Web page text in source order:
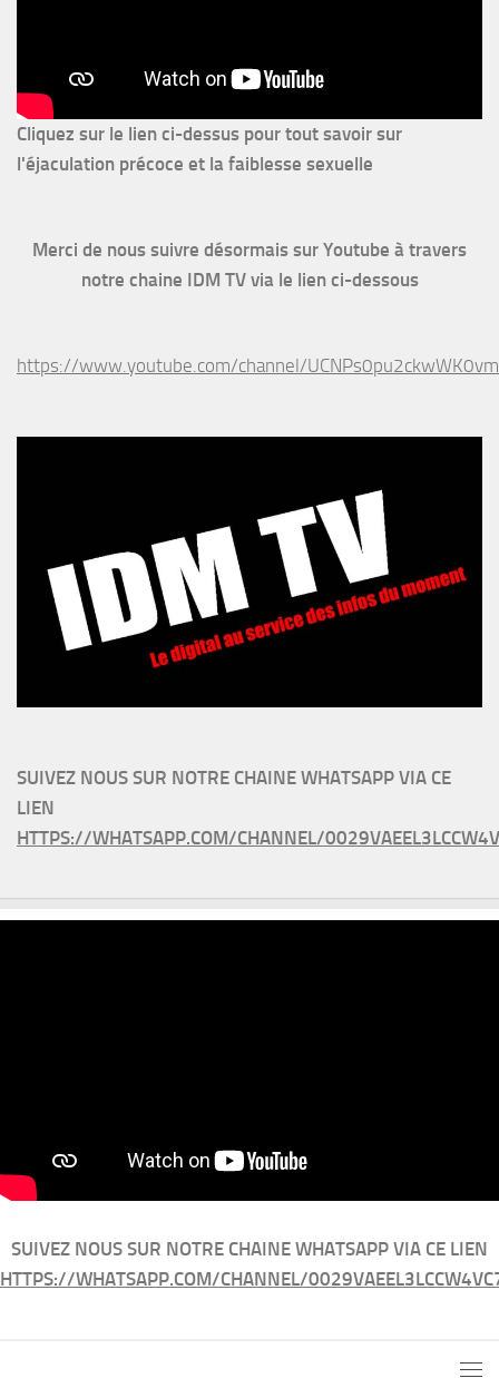
Cliquez sur le lien ci-dessus pour tout savoir sur
l'éjaculation précoce et la faiblesse sexuelle
Merci de nous suivre désormais sur Youtube à travers
notre chaine IDM TV via le lien ci-dessous
https://www.youtube.com/channel/
SUIVEZ NOUS SUR NOTRE CHAINE WHATSAPP VIA CE
LIEN
HTTPS://WHATSAPP.COM/CHANNEL/
SUIVEZ NOUS SUR NOTRE CHAINE WHATSAPP VIA CE LIEN
HTTPS://WHATSAPP.COM/CHANNEL/